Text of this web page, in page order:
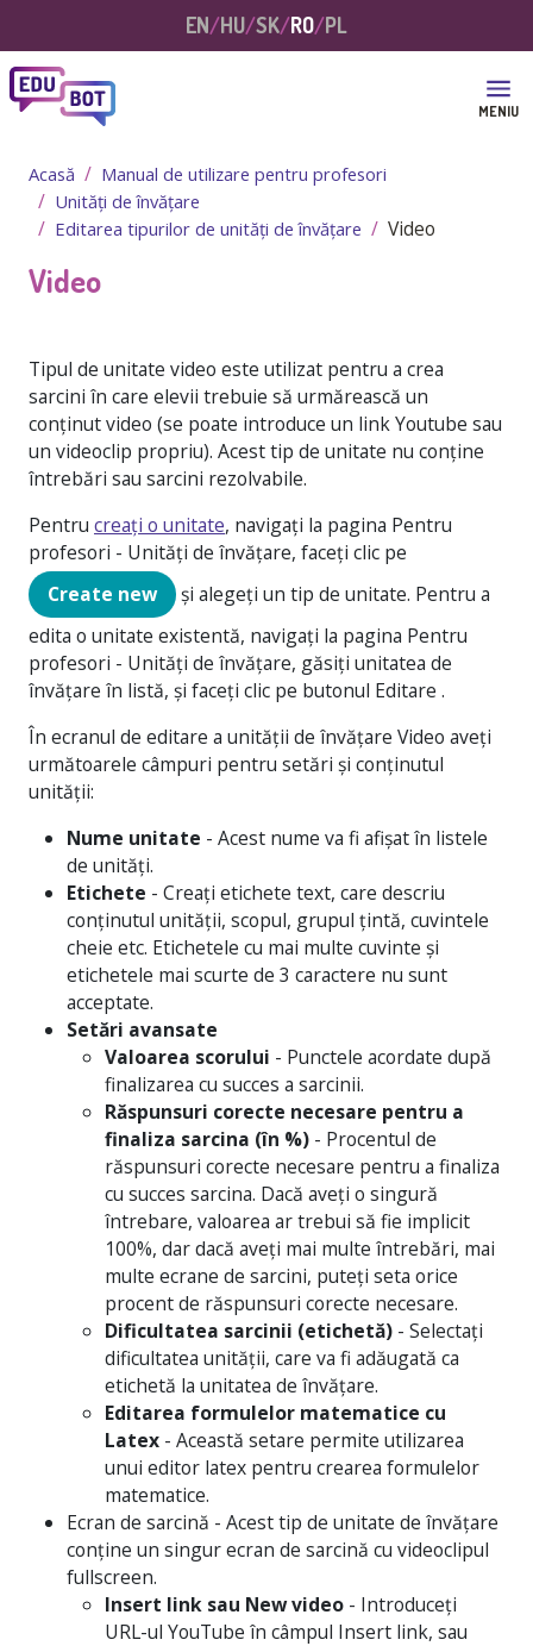
Sari la conținutul principal
MENIU
EN HU SK RO PL
Acasă
Manual de utilizare pentru profesori
Unități de învățare
Editarea tipurilor de unități de învățare
Video
Video
Tipul de unitate video este utilizat pentru a crea
sarcini în care elevii trebuie să urmărească un
conținut video (se poate introduce un link Youtube sau
un videoclip propriu). Acest tip de unitate nu conține
întrebări sau sarcini rezolvabile.
Pentru creați o unitate, navigați la pagina Pentru
profesori - Unități de învățare, faceți clic pe
Create new
și alegeți un tip de unitate. Pentru a
edita o unitate existentă, navigați la pagina Pentru
profesori - Unități de învățare, găsiți unitatea de
învățare în listă, și faceți clic pe butonul Editare .
În ecranul de editare a unității de învățare Video aveți
următoarele câmpuri pentru setări și conținutul
unității:
Nume unitate - Acest nume va fi afișat în listele
de unități.
Etichete - Creați etichete text, care descriu
conținutul unității, scopul, grupul țintă, cuvintele
cheie etc. Etichetele cu mai multe cuvinte și
etichetele mai scurte de 3 caractere nu sunt
acceptate.
Setări avansate
Valoarea scorului - Punctele acordate după
finalizarea cu succes a sarcinii.
Răspunsuri corecte necesare pentru a
finaliza sarcina (în %) - Procentul de
răspunsuri corecte necesare pentru a finaliza
cu succes sarcina. Dacă aveți o singură
întrebare, valoarea ar trebui să fie implicit
100%, dar dacă aveți mai multe întrebări, mai
multe ecrane de sarcini, puteți seta orice
procent de răspunsuri corecte necesare.
Dificultatea sarcinii (etichetă) - Selectați
dificultatea unității, care va fi adăugată ca
etichetă la unitatea de învățare.
Editarea formulelor matematice cu
Latex - Această setare permite utilizarea
unui editor latex pentru crearea formulelor
matematice.
Ecran de sarcină - Acest tip de unitate de învățare
conține un singur ecran de sarcină cu videoclipul
fullscreen.
Insert link sau New video - Introduceți
URL-ul YouTube în câmpul Insert link, sau